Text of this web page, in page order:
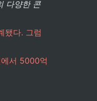
다양한 콘
됐다. 그럼
서 5000억